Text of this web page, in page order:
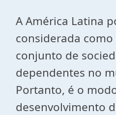
A América Latina
considerada
conjunto de
dependentes no
Portanto, é o
desenvolvimento